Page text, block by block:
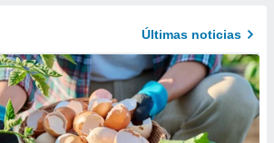
Últimas noticias